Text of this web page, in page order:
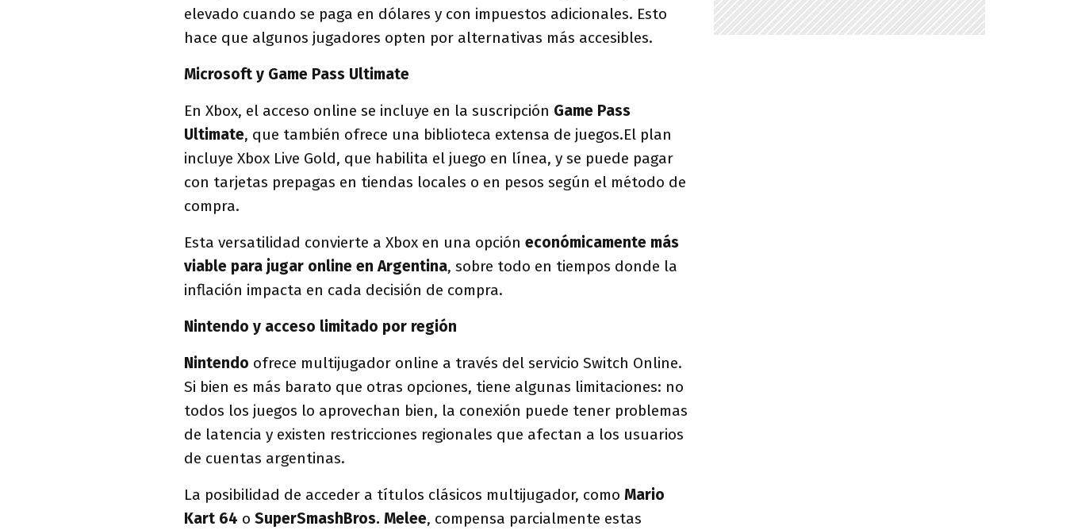
elevado cuando se paga en dólares y con impuestos adicionales. Esto
hace que algunos jugadores opten por alternativas más accesibles.
Microsoft y Game Pass Ultimate
En Xbox, el acceso online se incluye en la suscripción Game Pass
Ultimate, que también ofrece una biblioteca extensa de juegos.El plan
incluye Xbox Live Gold, que habilita el juego en línea, y se puede pagar
con tarjetas prepagas en tiendas locales o en pesos según el método de
compra.
Esta versatilidad convierte a Xbox en una opción económicamente más
viable para jugar online en Argentina, sobre todo en tiempos donde la
inflación impacta en cada decisión de compra.
Nintendo y acceso limitado por región
Nintendo ofrece multijugador online a través del servicio Switch Online.
Si bien es más barato que otras opciones, tiene algunas limitaciones: no
todos los juegos lo aprovechan bien, la conexión puede tener problemas
de latencia y existen restricciones regionales que afectan a los usuarios
de cuentas argentinas.
La posibilidad de acceder a títulos clásicos multijugador, como Mario
Kart 64 o SuperSmashBros. Melee, compensa parcialmente estas